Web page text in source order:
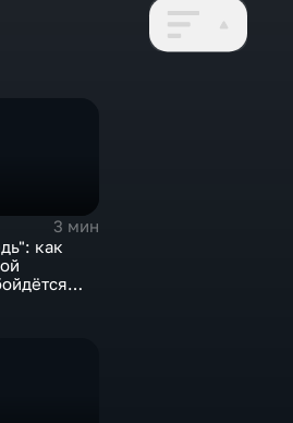
3 мин
как